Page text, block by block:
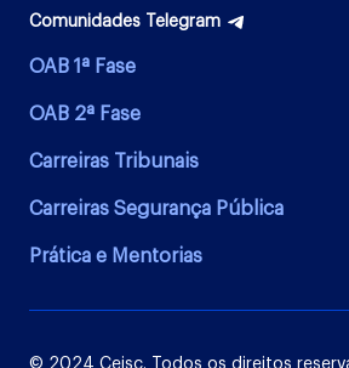
Comunidades Telegram
OAB 1ª Fase
OAB 2ª Fase
Carreiras Tribunais
Carreiras Segurança Pública
Prática e Mentorias
© 2024 Ceisc. Todos os direitos